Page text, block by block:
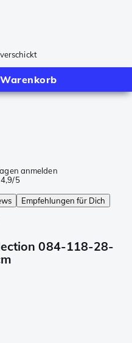
anmelden
5
Empfehlungen für Dich
084-118-28-